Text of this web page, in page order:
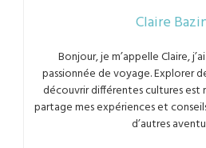
Claire
Bonjour, je m’appelle Claire,
passionnée de voyage. Explorer
découvrir différentes cultures est
partage mes expériences et
d’autres